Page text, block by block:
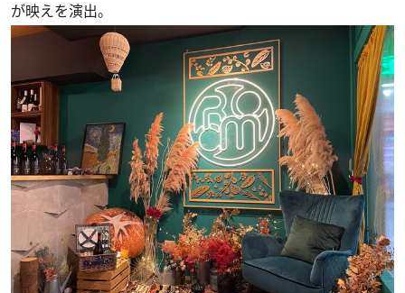
が映えを演出。